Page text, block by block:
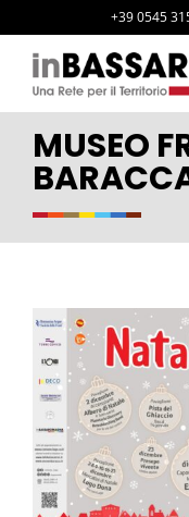
al
contenuto
+39 0545
MUSEO